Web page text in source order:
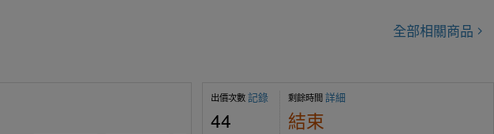
全部相關商品
出價次數記錄
44
剩餘時間詳細
結束